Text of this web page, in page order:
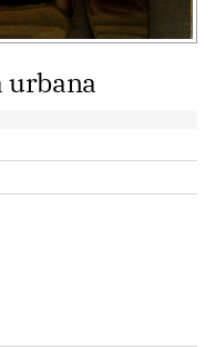
urbana